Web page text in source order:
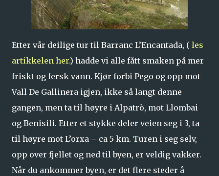
Etter vår deilige tur til Barranc L’Encantada, ( les
artikkelen her.) hadde vi alle fått smaken på mer
friskt og fersk vann. Kjør forbi Pego og opp mot
Vall De Gallinera igjen, ikke så langt denne
gangen, men ta til høyre i Alpatrò, mot Llombai
og Benisili. Etter et stykke deler veien seg i 3, ta
til høyre mot L’orxa – ca 5 km. Turen i seg selv,
opp over fjellet og ned til byen, er veldig vakker.
Når du ankommer byen, er det flere steder å